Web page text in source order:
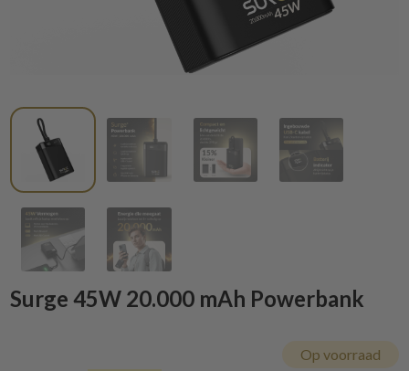
Surge 45W 20.000 mAh Powerbank
Op voorraad